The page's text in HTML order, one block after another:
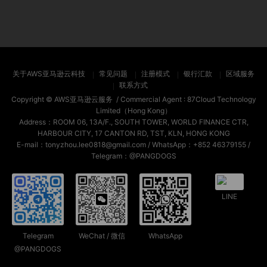
关于AWS亚马逊云科技 常见问题 注册模式 银行汇款
区域服务
联系方式
Copyright © AWS亚马逊云服务 / Commercial Agent : 87Cloud Technology
Limited（Hong Kong）
Address：ROOM 06, 13A/F., SOUTH TOWER, WORLD FINANCE CTR,
HARBOUR CITY, 17 CANTON RD, TST, KLN, HONG KONG
E-mail：tonyzhou.lee0818@gmail.com / WhatsApp：+852 46379155 /
Telegram：@PANGDOGS
Telegram
@PANGDOGS
WeChat / 微信 WhatsApp
LINE